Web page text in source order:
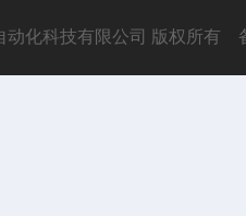
动化科技有限公司 版权所有